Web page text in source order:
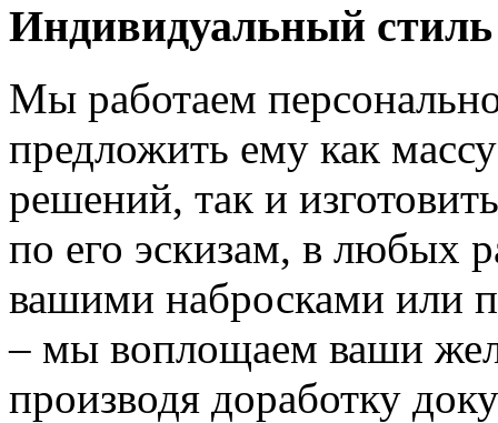
Индивидуальный стиль
Мы работаем
предложить ему как
решений, так и
по его эскизам, в любых
вашими набросками или
– мы воплощаем ваши
производя доработку